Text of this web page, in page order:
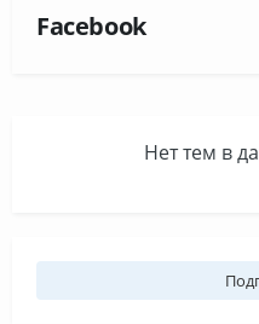
Facebook
Нет тем в